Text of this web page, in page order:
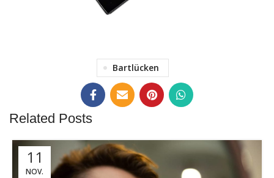
BEARD GROW KIT FÜR
MEHR BARTWUCHS!
ZUM KIT
Bartlücken
Related Posts
11
NOV.